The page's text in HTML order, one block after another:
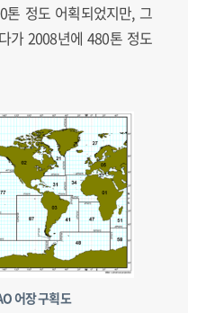
톤 정도 어획되었지만, 그
가 2008년에 480톤 정도
어장 구획도